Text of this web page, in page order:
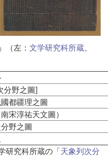
（左： 文学研究科所蔵
分野之圖]
都疆理之圖
宋淳祐天文圖）
野之圖
研究科所蔵の「天象列次分